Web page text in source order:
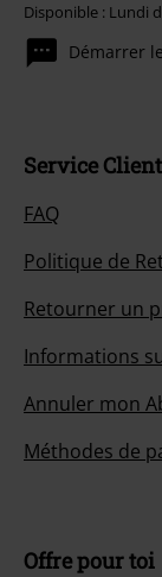
Disponible : Lundi
Démarrer
Service Client
FAQ
Politique de
Retourner un
Informations
Annuler mon
Méthodes de
Offre pour toi